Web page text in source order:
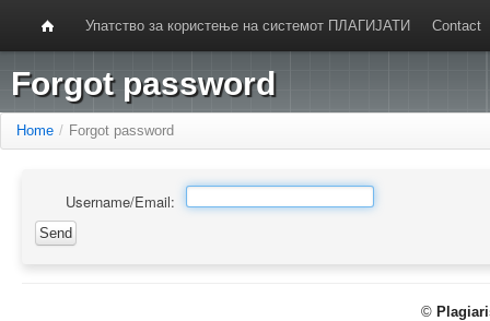
Упатство за користење на системот ПЛАГИЈАТИ Contact
Forgot password
Home / Forgot password
Username/Email:
©